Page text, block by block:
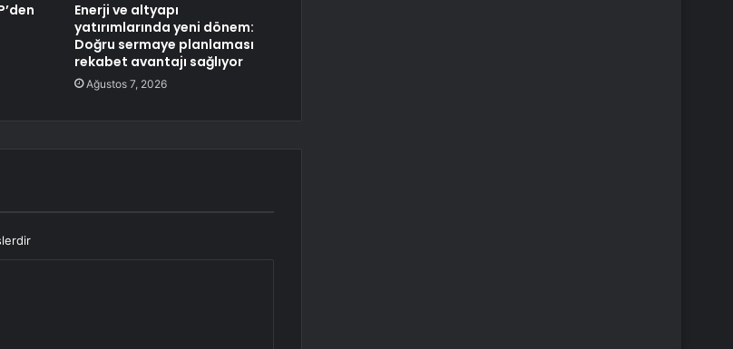
Enerji ve altyapı
yatırımlarında yeni dönem:
Doğru sermaye planlaması
rekabet avantajı sağlıyor
Ağustos 7, 2026